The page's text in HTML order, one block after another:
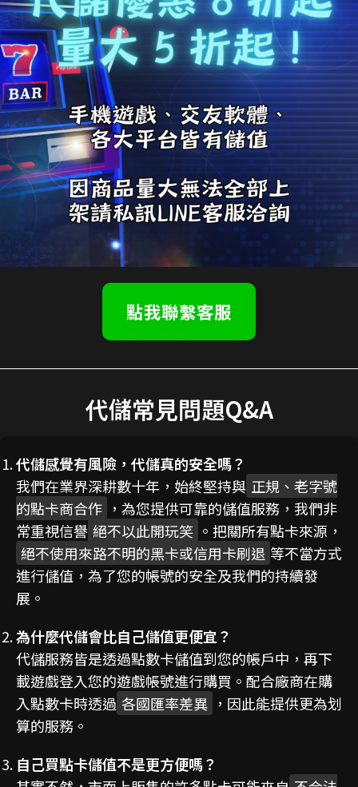
點我聯繫客服
代儲常見問題Q&A
代儲感覺有風險，代儲真的安全嗎？
我們在業界深耕數十年，始終堅持與 正規、老字號
的點卡商合作 ，為您提供可靠的儲值服務，我們非
常重視信譽 絕不以此開玩笑 。把關所有點卡來源，
絕不使用來路不明的黑卡或信用卡刷退 等不當方式
進行儲值，為了您的帳號的安全及我們的持續發
展。
為什麼代儲會比自己儲值更便宜？
代儲服務皆是透過點數卡儲值到您的帳戶中，再下
載遊戲登入您的遊戲帳號進行購買。配合廠商在購
入點數卡時透過 各國匯率差異 ，因此能提供更為划
算的服務。
自己買點卡儲值不是更方便嗎？